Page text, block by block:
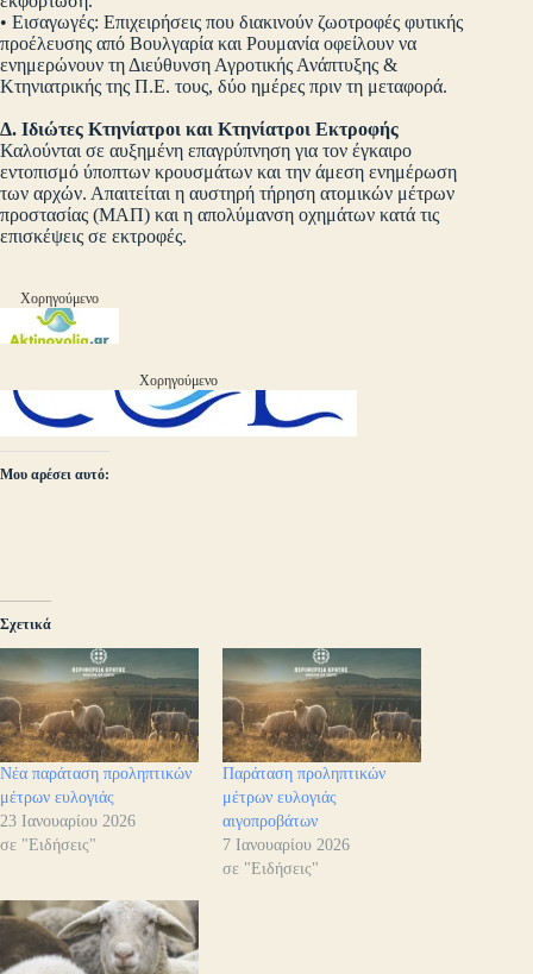
• Εισαγωγές: Επιχειρήσεις που διακινούν ζωοτροφές φυτικής
προέλευσης από Βουλγαρία και Ρουμανία οφείλουν να
ενημερώνουν τη Διεύθυνση Αγροτικής Ανάπτυξης &
Κτηνιατρικής της Π.Ε. τους, δύο ημέρες πριν τη μεταφορά.
Δ. Ιδιώτες Κτηνίατροι και Κτηνίατροι Εκτροφής
Καλούνται σε αυξημένη επαγρύπνηση για τον έγκαιρο
εντοπισμό ύποπτων κρουσμάτων και την άμεση ενημέρωση
των αρχών. Απαιτείται η αυστηρή τήρηση ατομικών μέτρων
προστασίας (ΜΑΠ) και η απολύμανση οχημάτων κατά τις
επισκέψεις σε εκτροφές.
Χορηγούμενο
Χορηγούμενο
Μου αρέσει αυτό:
Σχετικά
Νέα παράταση προληπτικών
μέτρων ευλογιάς
23 Ιανουαρίου 2026
σε "Ειδήσεις"
Παράταση προληπτικών
μέτρων ευλογιάς
αιγοπροβάτων
7 Ιανουαρίου 2026
σε "Ειδήσεις"